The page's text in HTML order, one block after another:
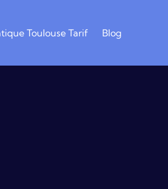
Toulouse Tarif Blog